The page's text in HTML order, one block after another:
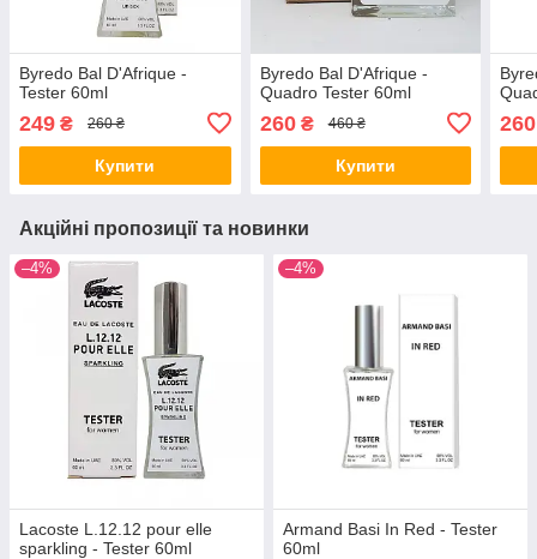
Byredo Bal D'Afrique -
Tester 60ml
249 ₴ 260 ₴
Купити
Byredo Bal D'Afrique -
Quadro Tester 60ml
260₴ 460 ₴
Купити
260
Акційні пропозиції та новинки
–4%
Lacoste L.12.12 pour elle
sparkling - Tester 60ml
–4%
Armand Basi In Red - Tester
60ml